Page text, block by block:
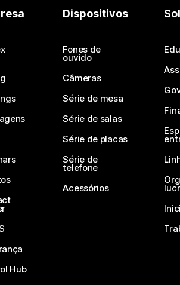
Hub
Dispositivos
Fones de
ouvido
Câmeras
Série de mesa
Série de salas
Série de placas
Série de
telefone
Acessórios